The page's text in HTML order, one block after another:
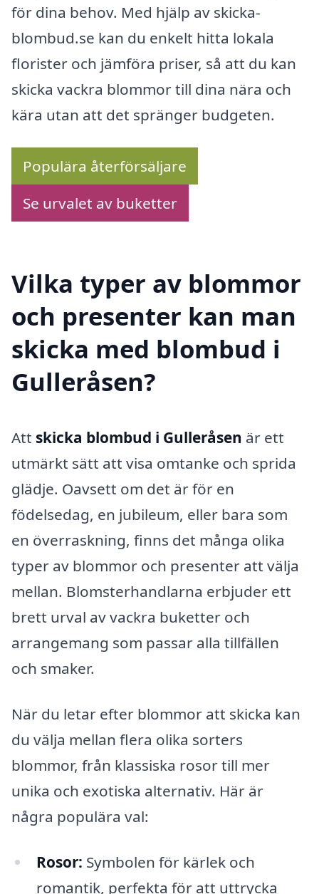
för dina behov. Med hjälp av skicka-
blombud.se kan du enkelt hitta lokala
florister och jämföra priser, så att du kan
skicka vackra blommor till dina nära och
kära utan att det spränger budgeten.
Populära återförsäljare
Se urvalet av buketter
Vilka typer av blommor
och presenter kan man
skicka med blombud i
Gulleråsen?
Att skicka blombud i Gulleråsen är ett
utmärkt sätt att visa omtanke och sprida
glädje. Oavsett om det är för en
födelsedag, en jubileum, eller bara som
en överraskning, finns det många olika
typer av blommor och presenter att välja
mellan. Blomsterhandlarna erbjuder ett
brett urval av vackra buketter och
arrangemang som passar alla tillfällen
och smaker.
När du letar efter blommor att skicka kan
du välja mellan flera olika sorters
blommor, från klassiska rosor till mer
unika och exotiska alternativ. Här är
några populära val:
Rosor: Symbolen för kärlek och
romantik, perfekta för att uttrycka